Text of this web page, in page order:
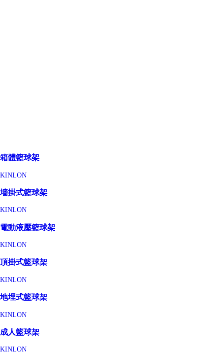
箱體籃球架
KINLON
墻掛式籃球架
KINLON
電動液壓籃球架
KINLON
頂掛式籃球架
KINLON
地埋式籃球架
KINLON
成人籃球架
KINLON